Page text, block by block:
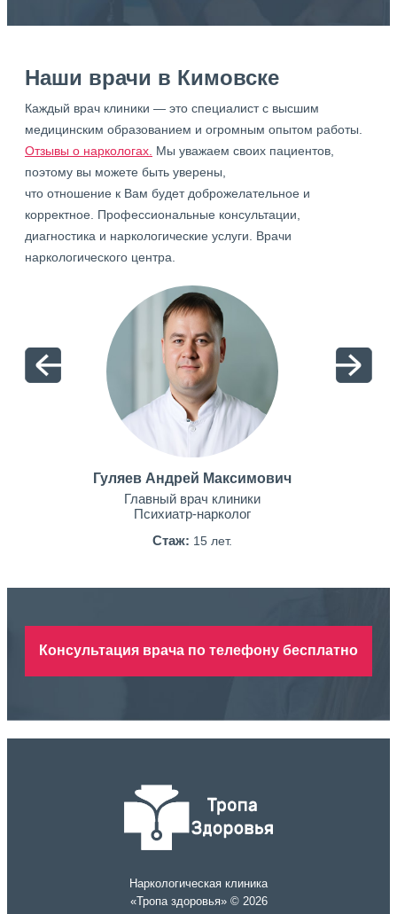
Наши врачи в Кимовске
Каждый врач клиники — это специалист с высшим
медицинским образованием и огромным опытом работы.
Отзывы о наркологах. Мы уважаем своих пациентов,
поэтому вы можете быть уверены,
что отношение к Вам будет доброжелательное и
корректное. Профессиональные консультации,
диагностика и наркологические услуги. Врачи
наркологического центра.
Гуляев Андрей Максимович
Главный врач клиники
Психиатр-нарколог
Стаж: 15 лет.
Консультация врача по телефону бесплатно
Наркологическая клиника
«Тропа здоровья» © 2026